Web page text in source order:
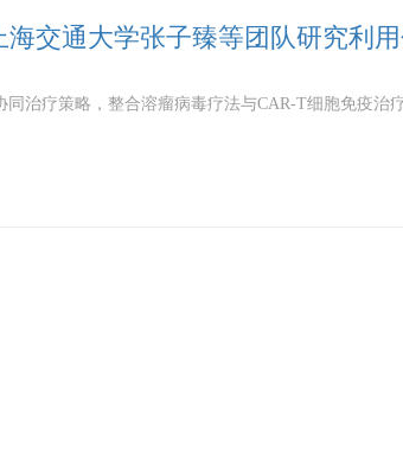
海交通大学张子臻等团队研究利
同治疗策略，整合溶瘤病毒疗法与CAR-T细胞免疫治